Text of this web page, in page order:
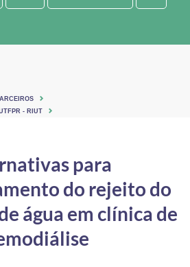
dos Direitos Humanos
- RIUT
para
do rejeito do
água em clínica de